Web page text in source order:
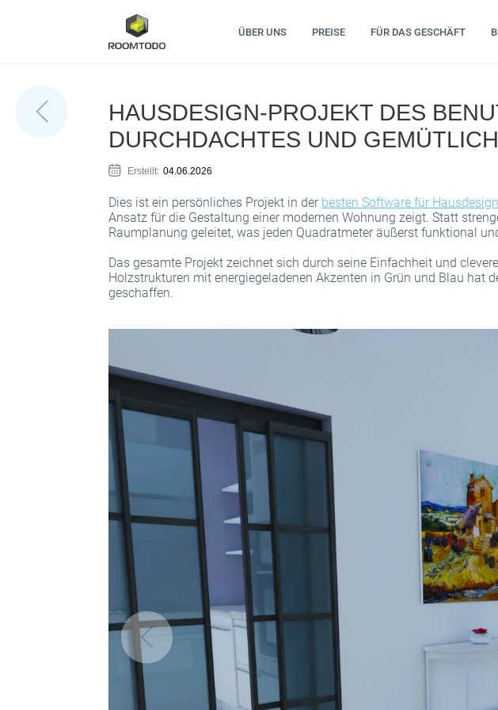
ÜBER UNS PREISE FÜR DAS GESCHÄFT
HAUSDESIGN-PROJEKT DES
DURCHDACHTES UND
Erstellt: 04.06.2026
Dies ist ein persönliches Projekt in der besten Software für Hausdesign
Ansatz für die Gestaltung einer modernen Wohnung zeigt. Statt
Raumplanung geleitet, was jeden Quadratmeter äußerst funktional
Das gesamte Projekt zeichnet sich durch seine Einfachheit und
Holzstrukturen mit energiegeladenen Akzenten in Grün und Blau hat
geschaffen.